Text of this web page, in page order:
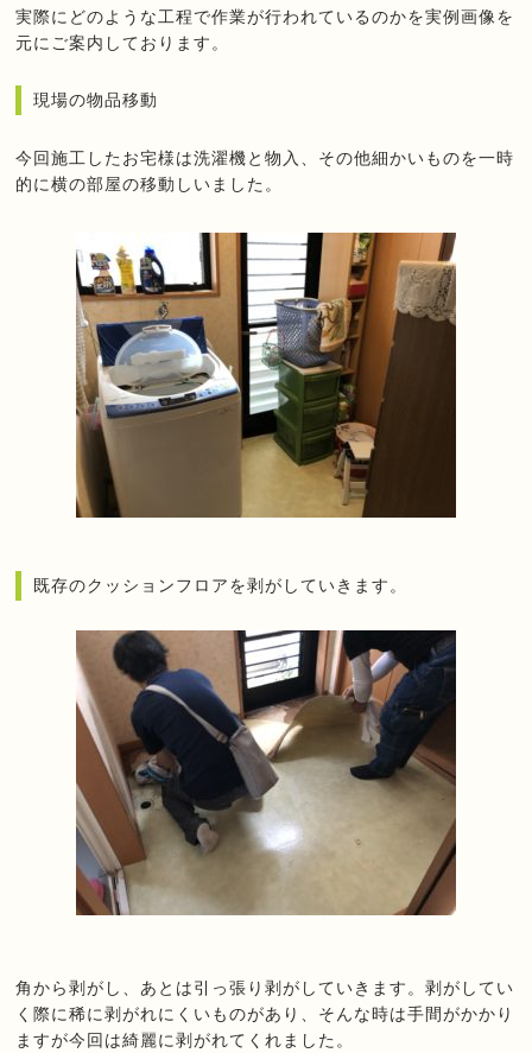
実際にどのような工程で作業が行われているのかを実例画像を
元にご案内しております。
現場の物品移動
今回施工したお宅様は洗濯機と物入、その他細かいものを一時
的に横の部屋の移動しいました。
既存のクッションフロアを剥がしていきます。
角から剥がし、あとは引っ張り剥がしていきます。剥がしてい
く際に稀に剥がれにくいものがあり、そんな時は手間がかかり
ますが今回は綺麗に剥がれてくれました。